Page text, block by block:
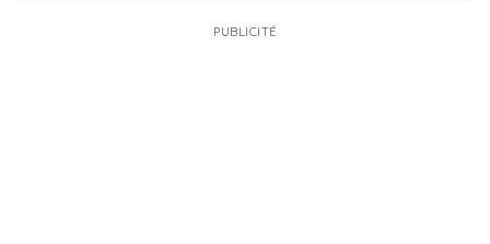
PUBLICITÉ